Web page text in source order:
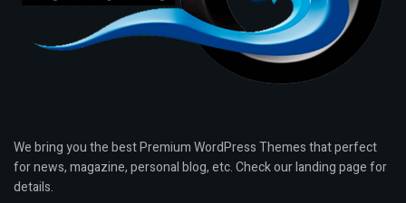
We bring you the best Premium WordPress Themes that perfect
for news, magazine, personal blog, etc. Check our landing page for
details.